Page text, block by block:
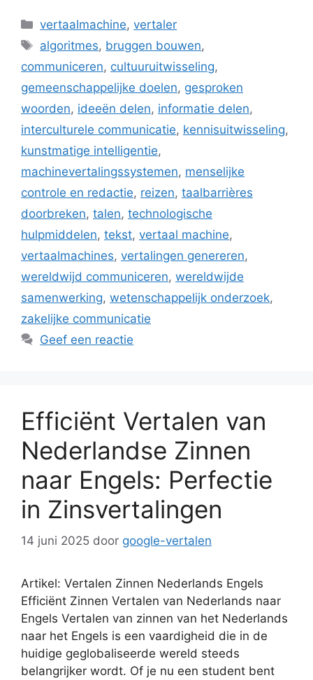
Categorieën
vertaalmachine,vertaler
Tags
algoritmes, bruggen bouwen,
communiceren, cultuuruitwisseling,
gemeenschappelijke doelen, gesproken
woorden, ideeën delen, informatie delen,
interculturele communicatie, kennisuitwisseling,
kunstmatige intelligentie,
machinevertalingssystemen, menselijke
controle en redactie, reizen, taalbarrières
doorbreken, talen, technologische
hulpmiddelen, tekst, vertaal machine,
vertaalmachines, vertalingen genereren,
wereldwijd communiceren, wereldwijde
samenwerking, wetenschappelijk onderzoek,
zakelijke communicatie
Geef een reactie
Efficiënt Vertalen van
Nederlandse Zinnen
naar Engels: Perfectie
in Zinsvertalingen
14 juni 2025 door google-vertalen
Artikel: Vertalen Zinnen Nederlands Engels
Efficiënt Zinnen Vertalen van Nederlands naar
Engels Vertalen van zinnen van het Nederlands
naar het Engels is een vaardigheid die in de
huidige geglobaliseerde wereld steeds
belangrijker wordt. Of je nu een student bent